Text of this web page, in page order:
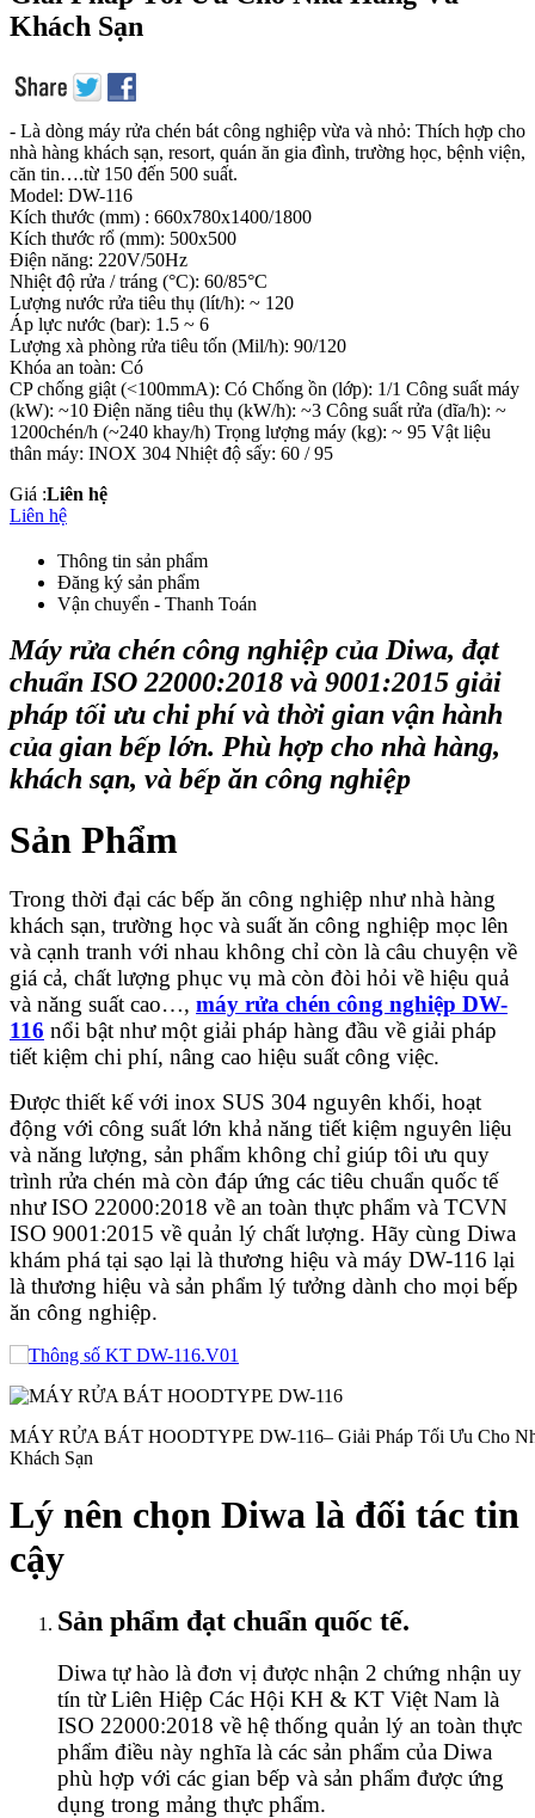
Khách Sạn
- Là dòng máy rửa chén bát công nghiệp vừa và nhỏ: Thích hợp cho
nhà hàng khách sạn, resort, quán ăn gia đình, trường học, bệnh viện,
căn tin….từ 150 đến 500 suất.
Model: DW-116
Kích thước (mm) : 660x780x1400/1800
Kích thước rổ (mm): 500x500
Điện năng: 220V/50Hz
Nhiệt độ rửa / tráng (°C): 60/85°C
Lượng nước rửa tiêu thụ (lít/h): ~ 120
Áp lực nước (bar): 1.5 ~ 6
Lượng xà phòng rửa tiêu tốn (Mil/h): 90/120
Khóa an toàn: Có
CP chống giật (<100mmA): Có Chống ồn (lớp): 1/1 Công suất máy
(kW): ~10 Điện năng tiêu thụ (kW/h): ~3 Công suất rửa (dĩa/h): ~
1200chén/h (~240 khay/h) Trọng lượng máy (kg): ~ 95 Vật liệu
thân máy: INOX 304 Nhiệt độ sấy: 60 / 95
Giá :Liên hệ
Liên hệ
Thông tin sản phẩm
Đăng ký sản phẩm
Vận chuyển - Thanh Toán
Máy rửa chén công nghiệp của Diwa, đạt
chuẩn ISO 22000:2018 và 9001:2015 giải
pháp tối ưu chi phí và thời gian vận hành
của gian bếp lớn. Phù hợp cho nhà hàng,
khách sạn, và bếp ăn công nghiệp
Sản Phẩm
Trong thời đại các bếp ăn công nghiệp như nhà hàng
khách sạn, trường học và suất ăn công nghiệp mọc lên
và cạnh tranh với nhau không chỉ còn là câu chuyện về
giá cả, chất lượng phục vụ mà còn đòi hỏi về hiệu quả
và năng suất cao…, máy rửa chén công nghiệp DW-
116 nổi bật như một giải pháp hàng đầu về giải pháp
tiết kiệm chi phí, nâng cao hiệu suất công việc.
Được thiết kế với inox SUS 304 nguyên khối, hoạt
động với công suất lớn khả năng tiết kiệm nguyên liệu
và năng lượng, sản phẩm không chỉ giúp tôi ưu quy
trình rửa chén mà còn đáp ứng các tiêu chuẩn quốc tế
như ISO 22000:2018 về an toàn thực phẩm và TCVN
ISO 9001:2015 về quản lý chất lượng. Hãy cùng Diwa
khám phá tại sạo lại là thương hiệu và máy DW-116 lại
là thương hiệu và sản phẩm lý tưởng dành cho mọi bếp
ăn công nghiệp.
MÁY RỬA BÁT HOODTYPE DW-116– Giải Pháp Tối Ưu Cho
Khách Sạn
Lý nên chọn Diwa là đối tác tin
cậy
Sản phẩm đạt chuẩn quốc tế.
Diwa tự hào là đơn vị được nhận 2 chứng nhận uy
tín từ Liên Hiệp Các Hội KH & KT Việt Nam là
ISO 22000:2018 về hệ thống quản lý an toàn thực
phẩm điều này nghĩa là các sản phẩm của Diwa
phù hợp với các gian bếp và sản phẩm được ứng
dụng trong mảng thực phẩm.